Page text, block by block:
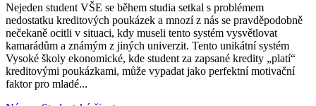
Nejeden student VŠE se během studia setkal s problémem
nedostatku kreditových poukázek a mnozí z nás se pravděpodobně
nečekaně ocitli v situaci, kdy museli tento systém vysvětlovat
kamarádům a známým z jiných univerzit. Tento unikátní systém
Vysoké školy ekonomické, kde student za zapsané kredity „platí“
kreditovými poukázkami, může vypadat jako perfektní motivační
faktor pro mladé...